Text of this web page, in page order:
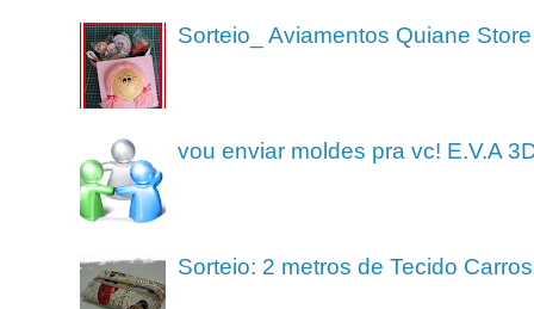
Sorteio_ Aviamentos Quiane Store
vou enviar moldes pra vc! E.V.A
Sorteio: 2 metros de Tecido Carros